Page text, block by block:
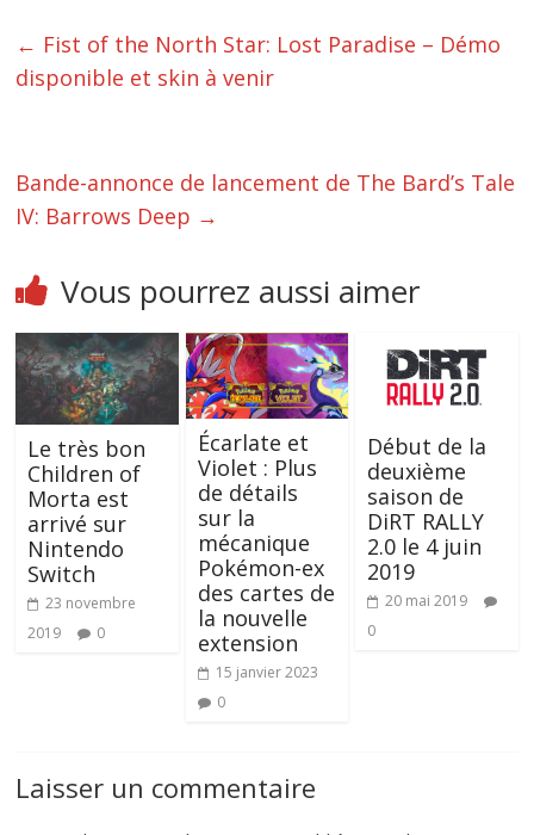
← Fist of the North Star: Lost Paradise – Démo
disponible et skin à venir
Bande-annonce de lancement de The Bard’s Tale
IV: Barrows Deep →
Vous pourrez aussi aimer
Le très bon
Children of
Morta est
arrivé sur
Nintendo
Switch
23 novembre
2019
0
Écarlate et
Violet : Plus
de détails
sur la
mécanique
Pokémon-ex
des cartes de
la nouvelle
extension
15 janvier 2023
0
Début de la
deuxième
saison de
DiRT RALLY
2.0 le 4 juin
2019
20 mai 2019
0
Laisser un commentaire